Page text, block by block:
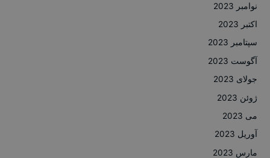
نوامبر 2023
اکتبر 2023
سپتامبر 2023
آگوست 2023
جولای 2023
ژوئن 2023
می 2023
آوریل 2023
مارس 2023